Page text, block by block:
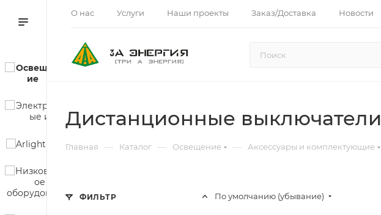
О нас Услуги Наши проекты Заказ/Доставка Новости
Дистанционные выключатели
Главная — Каталог — Освещение — Аксессуары и комплектующие
По умолчанию (убывание)
ФИЛЬТР